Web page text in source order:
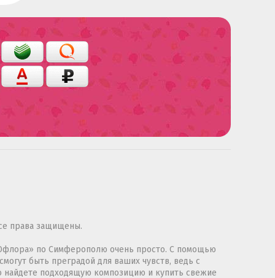
права защищены.
по Симферополю очень просто. С помощью
быть преградой для ваших чувств, ведь с
подходящую композицию и купить свежие